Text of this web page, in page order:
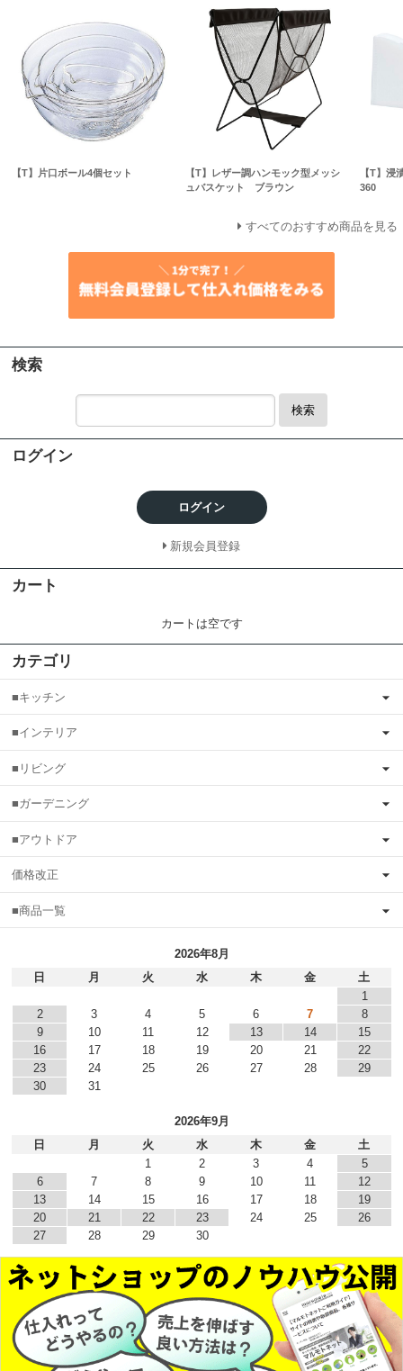
【T】片口ボール4個セット
【T】レザー調ハンモック型メッシ
ュバスケット ブラウン
【T】浸
360
すべてのおすすめ商品を見る
検索
検索
ログイン
ログイン
新規会員登録
カート
カートは空です
カテゴリ
■キッチン
■インテリア
■リビング
■ガーデニング
■アウトドア
価格改正
■商品一覧
2026年8月
日
月 火 水 木 金
土
1
2
3 4 5 6 7
8
9
10 11 12 13 14
15
16
17 18 19 20 21
22
23
24 25 26 27 28
29
30
31
2026年9月
日
月 火 水 木 金
土
1
2 3 4
5
6
7 8 9 10 11
12
13
14 15 16 17 18
19
20
21 22 23 24 25
26
27
28 29 30